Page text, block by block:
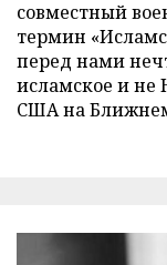
совместный
термин
перед нами
исламское и не
США на